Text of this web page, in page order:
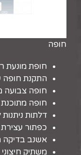
חופה
חופת מונעת
התקנת חופה
חופה צבועה
חופה
דלתות
כפתור עצירת
אשנב בדיקה
משתיק חיצוני